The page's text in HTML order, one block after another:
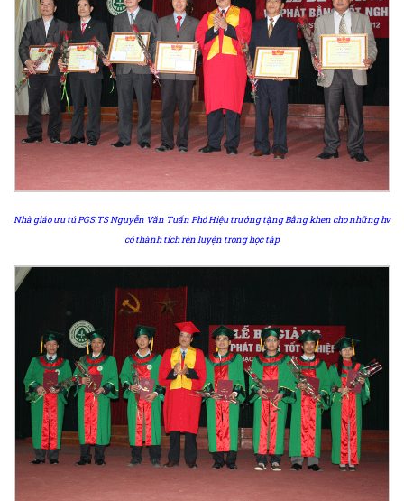
Nhà giáo ưu tú PGS.TS Nguyễn Văn Tuấn Phó Hiệu trưởng tặng Bằng khen cho những hv
có thành tích rèn luyện trong học tập